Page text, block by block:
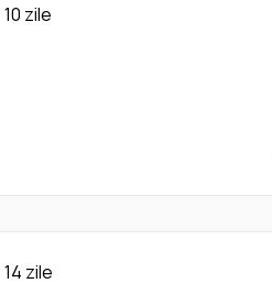
10 zile
14 zile